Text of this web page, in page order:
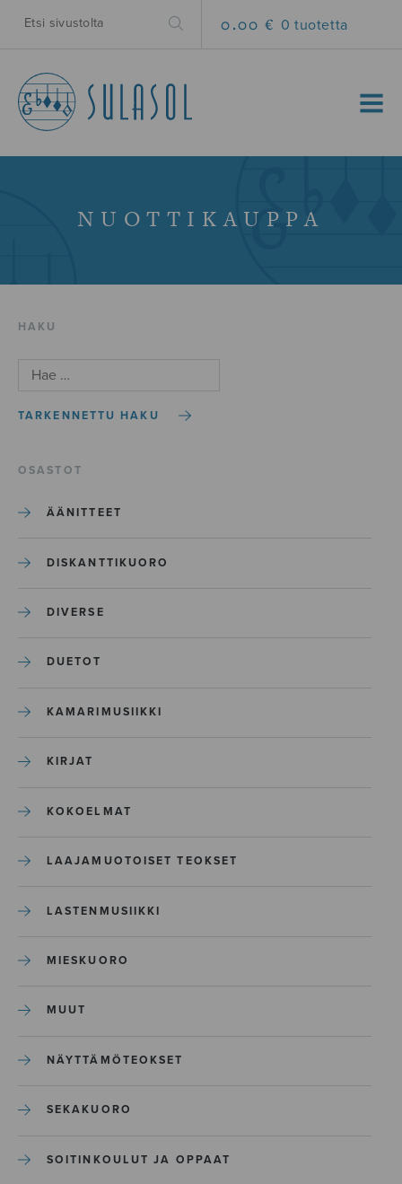
0.00 € 0 tuotetta
MENU
NUOTTIKAUPPA
HAKU
TARKENNETTU HAKU
OSASTOT
ÄÄNITTEET
DISKANTTIKUORO
DIVERSE
DUETOT
KAMARIMUSIIKKI
KIRJAT
KOKOELMAT
LAAJAMUOTOISET TEOKSET
LASTENMUSIIKKI
MIESKUORO
MUUT
NÄYTTÄMÖTEOKSET
SEKAKUORO
SOITINKOULUT JA OPPAAT